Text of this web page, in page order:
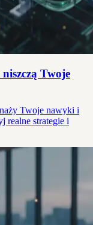
Twoje
Twoje nawyki i
realne strategie i